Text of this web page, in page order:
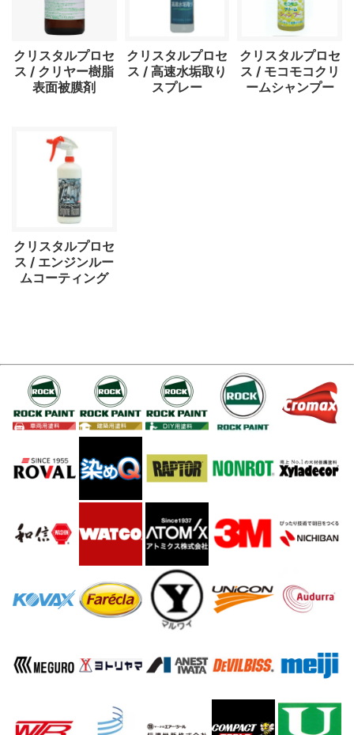
クリスタルプロセ
ス / クリヤー樹脂
表面被膜剤
クリスタルプロセ
ス / 高速水垢取り
スプレー
クリスタルプロセ
ス / モコモコクリ
ームシャンプー
クリスタルプロセ
ス / エンジンルー
ムコーティング